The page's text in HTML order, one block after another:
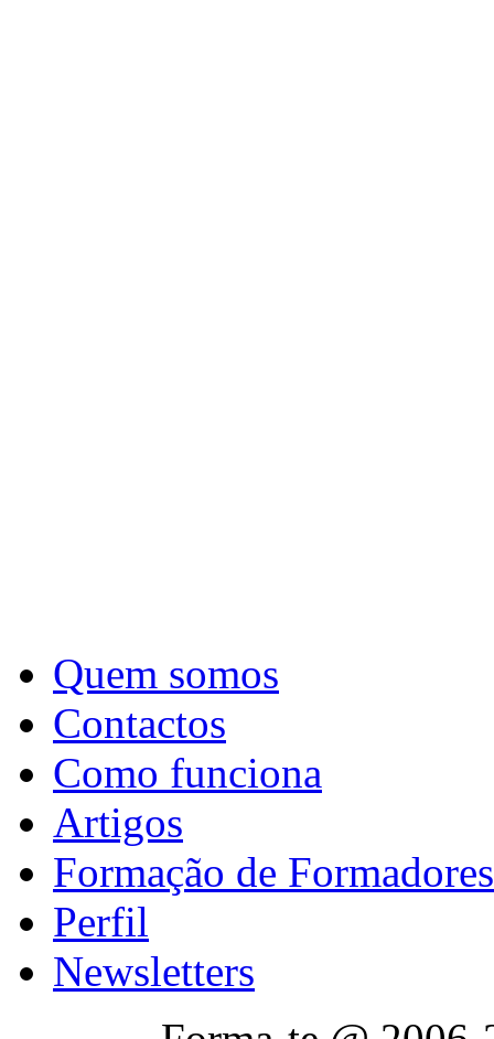
Quem somos
Contactos
Como funciona
Artigos
Formação de Formadores
Perfil
Newsletters